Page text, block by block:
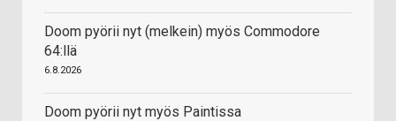
Doom pyörii nyt (melkein) myös Commodore
64:llä
6.8.2026
Doom pyörii nyt myös Paintissa